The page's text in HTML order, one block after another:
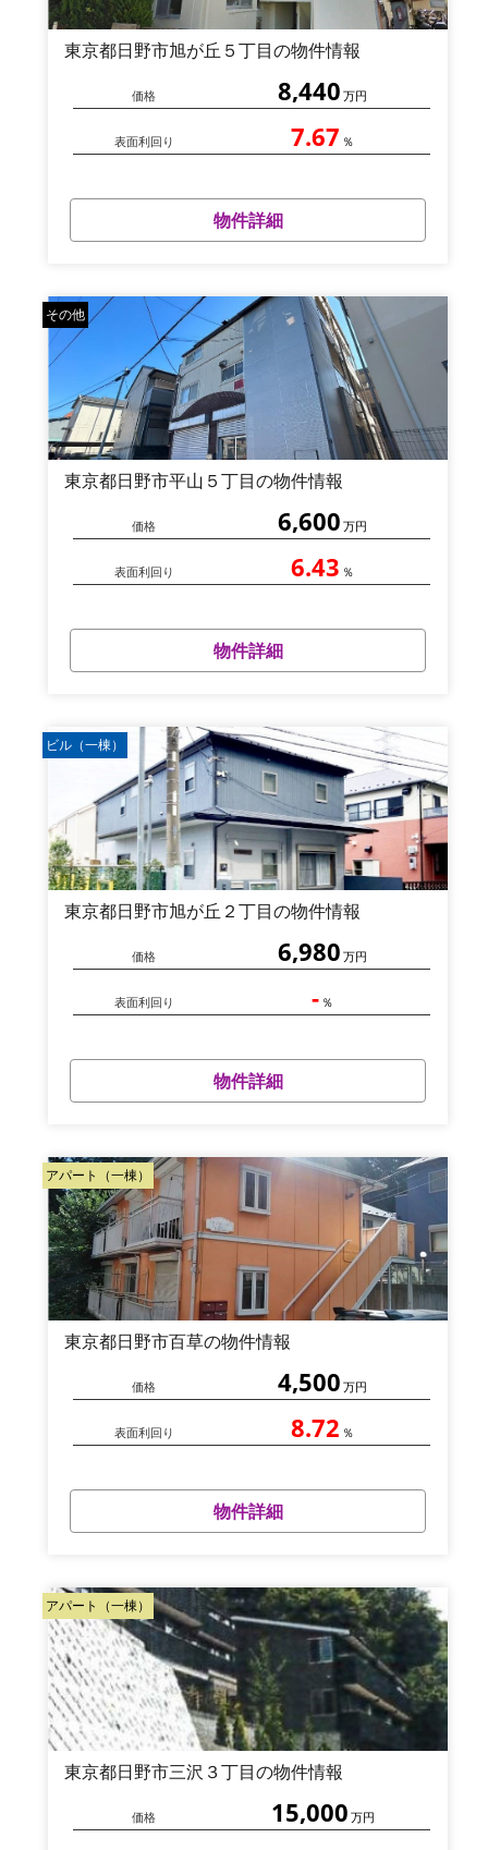
東京都日野市旭が丘５丁目の物件情報
価格 8,440 万円
表面利回り 7.67 ％
物件詳細
その他
東京都日野市平山５丁目の物件情報
価格 6,600 万円
表面利回り 6.43 ％
物件詳細
ビル（一棟）
東京都日野市旭が丘２丁目の物件情報
価格 6,980 万円
表面利回り - ％
物件詳細
アパート（一棟）
東京都日野市百草の物件情報
価格 4,500 万円
表面利回り 8.72 ％
物件詳細
アパート（一棟）
東京都日野市三沢３丁目の物件情報
価格 15,000 万円